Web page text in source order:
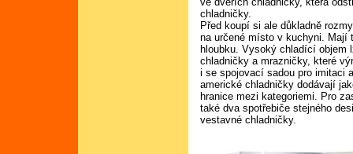
chladničky.
Před koupí si ale důkladně
na určené místo v kuchyni.
hloubku. Vysoký chladící objem
chladničky a mrazničky, které
i se spojovací sadou pro imitaci
americké chladničky dodávají
hranice mezi kategoriemi. Pro
také dva spotřebiče stejného
vestavné chladničky.